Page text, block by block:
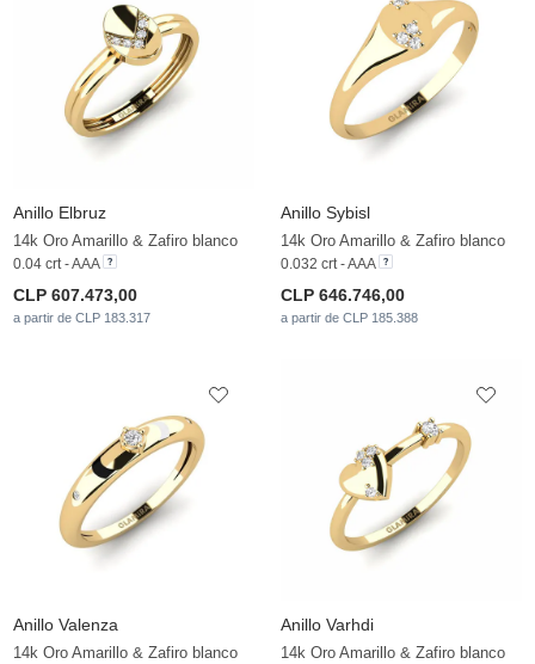
Anillo Elbruz
14k Oro Amarillo & Zafiro blanco
0.04 crt - AAA
CLP 607.473,00
a partir de CLP 183.317
Anillo Sybisl
14k Oro Amarillo & Zafiro blanco
0.032 crt - AAA
CLP 646.746,00
a partir de CLP 185.388
Anillo Valenza
14k Oro Amarillo & Zafiro blanco
Anillo Varhdi
14k Oro Amarillo & Zafiro blanco